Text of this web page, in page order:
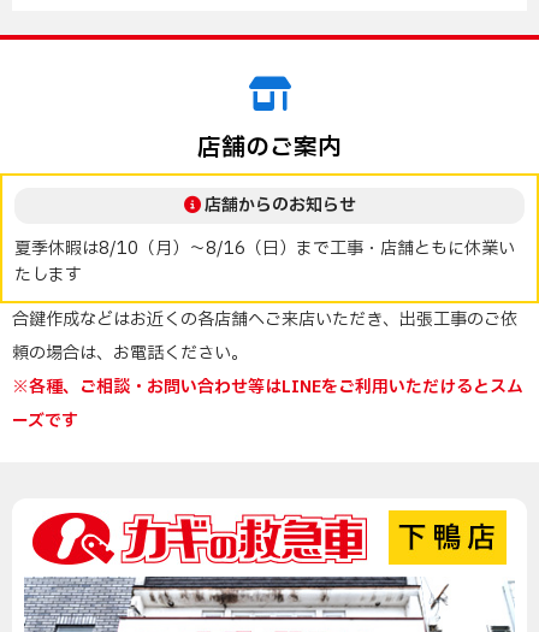
店舗のご案内
店舗からのお知らせ
夏季休暇は8/10（月）～8/16（日）まで工事・店舗ともに休業い
たします
合鍵作成などはお近くの各店舗へご来店いただき、出張工事のご依
頼の場合は、お電話ください。
※各種、ご相談・お問い合わせ等はLINEをご利用いただけるとスム
ーズです